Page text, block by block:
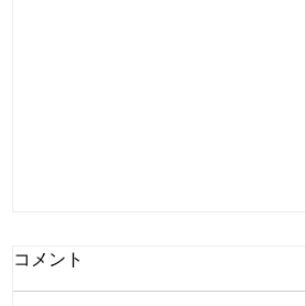
コメント